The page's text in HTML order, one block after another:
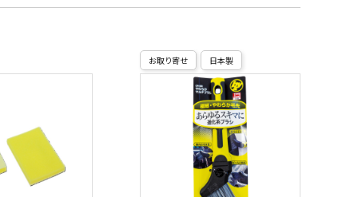
お取り寄せ 日本製